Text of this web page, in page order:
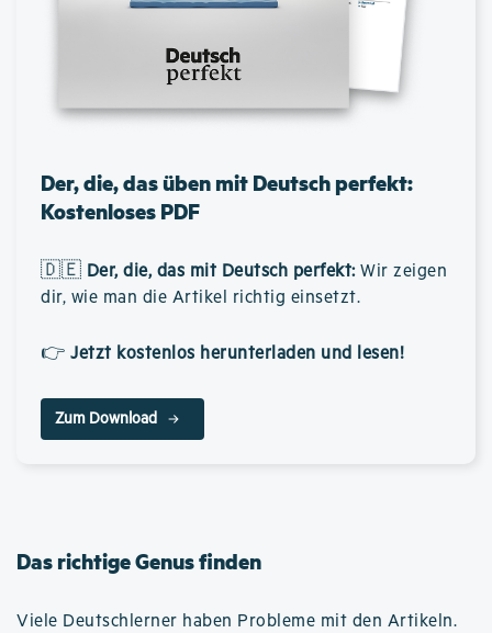
Der, die, das üben mit Deutsch perfekt:
Kostenloses PDF
🇩🇪 Der, die, das mit Deutsch perfekt: Wir zeigen
dir, wie man die Artikel richtig einsetzt.
👉 Jetzt kostenlos herunterladen und lesen!
Zum Download
Das richtige Genus finden
Viele Deutschlerner haben Probleme mit den Artikeln.